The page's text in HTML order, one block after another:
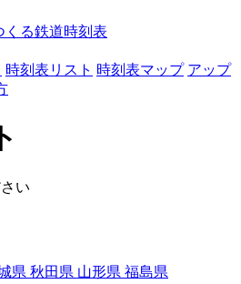
くる鉄道時刻表
時刻表リスト 時刻表マップ アップ
い
県 秋田県 山形県 福島県